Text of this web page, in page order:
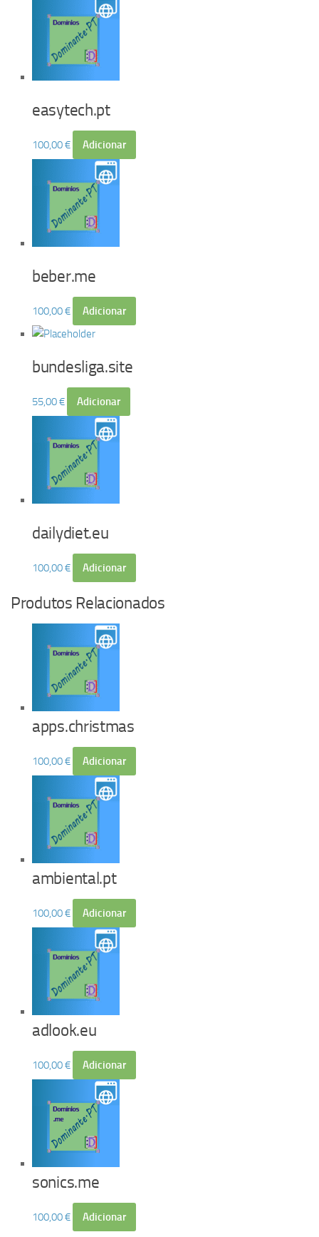
easytech.pt
100,00€ Adicionar
beber.me
100,00€ Adicionar
bundesliga.site
55,00€ Adicionar
dailydiet.eu
100,00€ Adicionar
Produtos Relacionados
apps.christmas
100,00€ Adicionar
ambiental.pt
100,00€ Adicionar
adlook.eu
100,00€ Adicionar
sonics.me
100,00€ Adicionar